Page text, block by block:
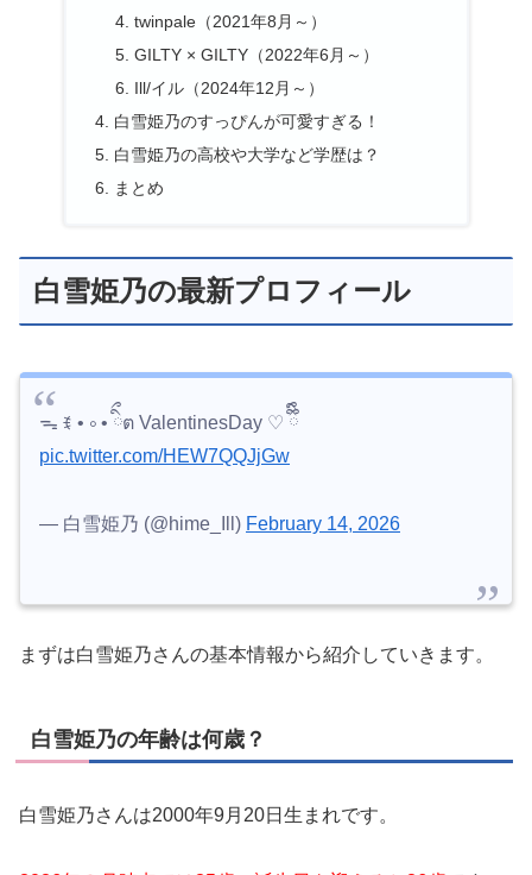
twinpale（2021年8月～）
GILTY × GILTY（2022年6月～）
Ill/イル（2024年12月～）
白雪姫乃のすっぴんが可愛すぎる！
白雪姫乃の高校や大学など学歴は？
まとめ
白雪姫乃の最新プロフィール
ᯓ ꉂ • ༚ • ིྀต ValentinesDay ♡ ྀིྀི
pic.twitter.com/HEW7QQJjGw
— 白雪姫乃 (@hime_Ill) February 14, 2026
まずは白雪姫乃さんの基本情報から紹介していきます。
白雪姫乃の年齢は何歳？
白雪姫乃さんは2000年9月20日生まれです。